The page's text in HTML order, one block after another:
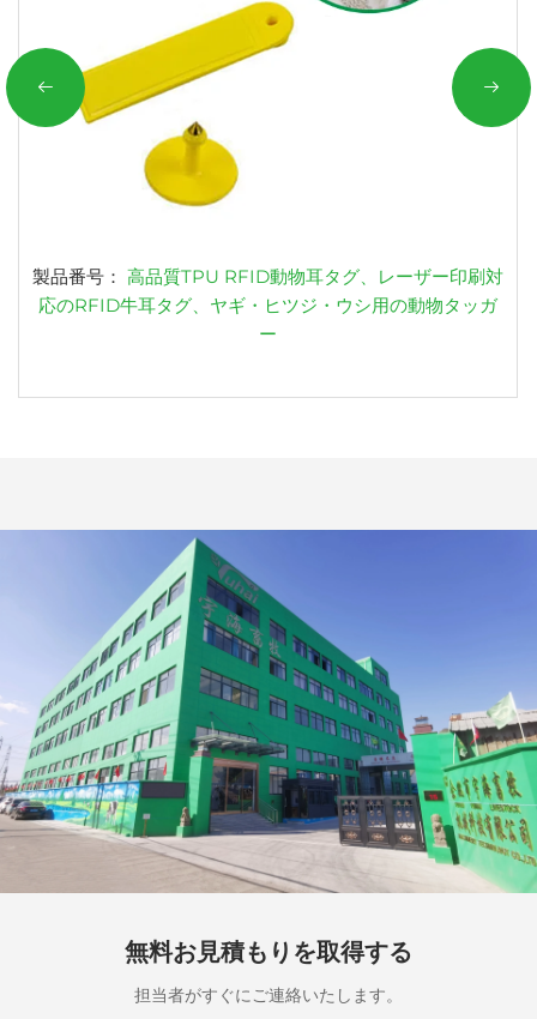
製品番号： 高品質TPU RFID動物耳タグ、レーザー印刷対
応のRFID牛耳タグ、ヤギ・ヒツジ・ウシ用の動物タッガ
ー
無料お見積もりを取得する
担当者がすぐにご連絡いたします。